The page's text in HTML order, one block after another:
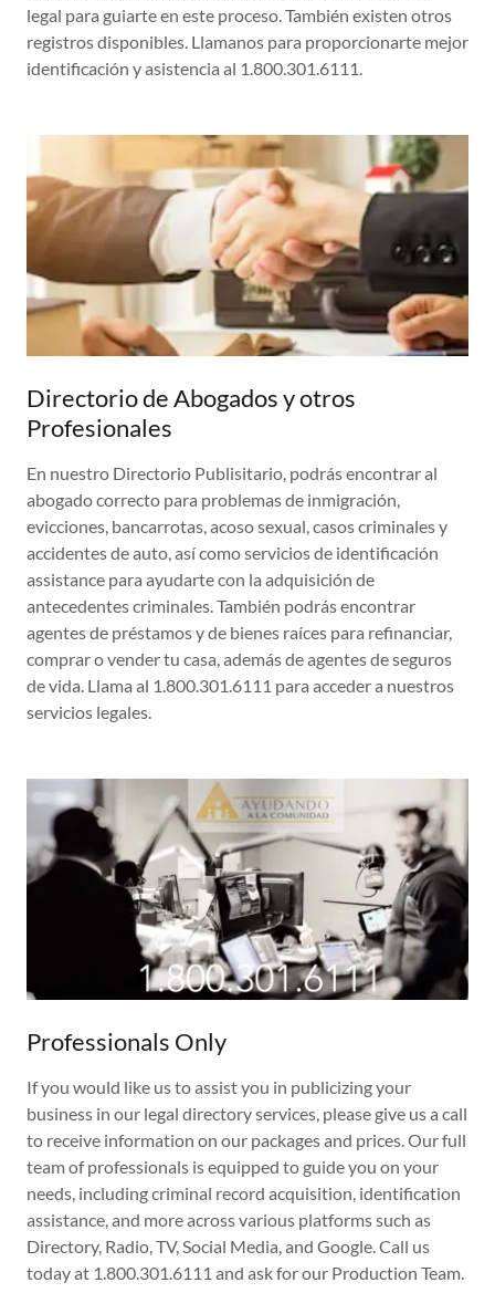
legal para guiarte en este proceso. También existen otros
registros disponibles. Llamanos para proporcionarte mejor
identificación y asistencia al 1.800.301.6111.
Directorio de Abogados y otros
Profesionales
En nuestro Directorio Publisitario, podrás encontrar al
abogado correcto para problemas de inmigración,
evicciones, bancarrotas, acoso sexual, casos criminales y
accidentes de auto, así como servicios de identificación
assistance para ayudarte con la adquisición de
antecedentes criminales. También podrás encontrar
agentes de préstamos y de bienes raíces para refinanciar,
comprar o vender tu casa, además de agentes de seguros
de vida. Llama al 1.800.301.6111 para acceder a nuestros
servicios legales.
Professionals Only
If you would like us to assist you in publicizing your
business in our legal directory services, please give us a call
to receive information on our packages and prices. Our full
team of professionals is equipped to guide you on your
needs, including criminal record acquisition, identification
assistance, and more across various platforms such as
Directory, Radio, TV, Social Media, and Google. Call us
today at 1.800.301.6111 and ask for our Production Team.